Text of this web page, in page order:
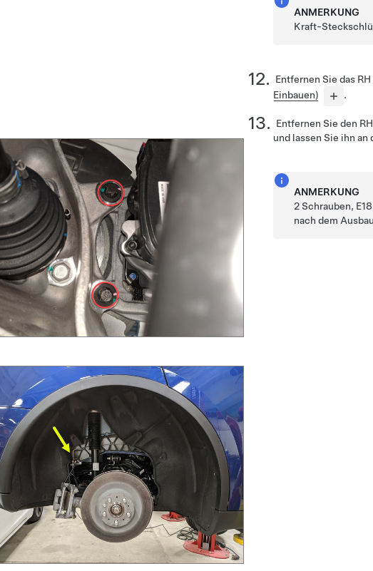
ANMERKUNG
Kraft-
Entfernen Sie das
Einbauen)
.
Entfernen Sie den
und lassen Sie ihn an
ANMERKUNG
2 Schrauben,
nach dem